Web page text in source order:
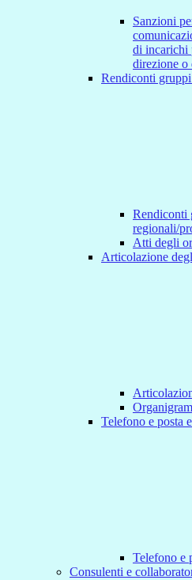
Sanzioni
di incarichi
direzione o
Rendiconti
Rendiconti
regionali/
Atti degli
Articolazione
Telefono e posta
Telefono e
Consulenti e